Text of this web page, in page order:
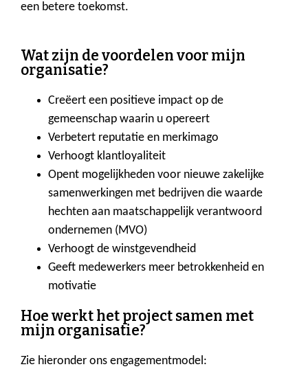
een betere toekomst.
Wat zijn de voordelen voor mijn
organisatie?
Creëert een positieve impact op de
gemeenschap waarin u opereert
Verbetert reputatie en merkimago
Verhoogt klantloyaliteit
Opent mogelijkheden voor nieuwe zakelijke
samenwerkingen met bedrijven die waarde
hechten aan maatschappelijk verantwoord
ondernemen (MVO)
Verhoogt de winstgevendheid
Geeft medewerkers meer betrokkenheid en
motivatie
Hoe werkt het project samen met
mijn organisatie?
Zie hieronder ons engagementmodel: